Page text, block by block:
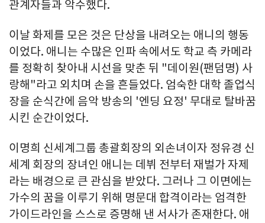
관계자들과 악수했다.
이날 화제를 모은 것은 단상을 내려오는 애니의 행동
이었다. 애니는 수많은 인파 속에서도 학교 측 카메라
를 정확히 찾아내 시선을 맞춘 뒤 "데이원(팬덤명) 사
랑해"라고 외치며 손을 흔들었다. 엄숙한 대학 졸업식
장을 순식간에 음악 방송의 '엔딩 요정' 무대로 탈바꿈
시킨 순간이었다.
이명희 신세계그룹 총괄회장의 외손녀이자 정유경 신
세계 회장의 장녀인 애니는 데뷔 전부터 재벌가 자제
라는 배경으로 큰 관심을 받았다. 그러나 그 이면에는
가수의 꿈을 이루기 위해 명문대 합격이라는 엄격한
가이드라인을 스스로 증명해 낸 서사가 존재한다. 애